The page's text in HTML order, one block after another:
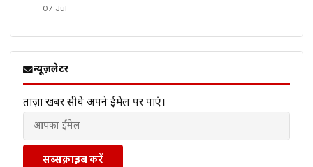
07 Jul
न्यूज़लेटर
ताज़ा खबरें सीधे अपने ईमेल पर पाएं।
सब्सक्राइब करें